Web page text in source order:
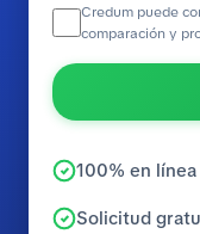
Credum puede
comparación y
100% en
Solicitud